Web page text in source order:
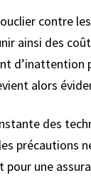
contre
ainsi des
alors
des
précautions
une